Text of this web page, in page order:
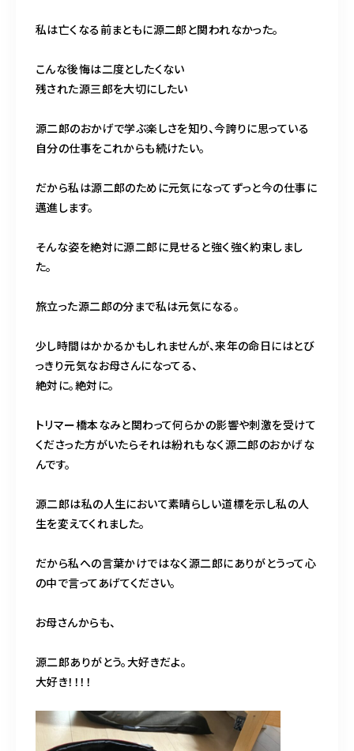
私は亡くなる前まともに源二郎と関われなかった。
こんな後悔は二度としたくない
残された源三郎を大切にしたい
源二郎のおかげで学ぶ楽しさを知り、今誇りに思っている
自分の仕事をこれからも続けたい。
だから私は源二郎のために元気になってずっと今の仕事に
邁進します。
そんな姿を絶対に源二郎に見せると強く強く約束しまし
た。
旅立った源二郎の分まで私は元気になる。
少し時間はかかるかもしれませんが、来年の命日にはとび
っきり元気なお母さんになってる、
絶対に。絶対に。
トリマー橋本なみと関わって何らかの影響や刺激を受けて
くださった方がいたらそれは紛れもなく源二郎のおかげな
んです。
源二郎は私の人生において素晴らしい道標を示し私の人
生を変えてくれました。
だから私への言葉かけではなく源二郎にありがとうって心
の中で言ってあげてください。
お母さんからも、
源二郎ありがとう。大好きだよ。
大好き！！！！